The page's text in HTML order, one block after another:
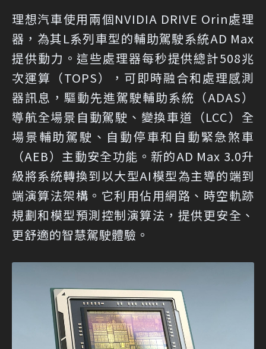
理想汽車使用兩個NVIDIA DRIVE Orin處理
器，為其L系列車型的輔助駕駛系統AD Max
提供動力。這些處理器每秒提供總計508兆
次運算（TOPS），可即時融合和處理感測
器訊息，驅動先進駕駛輔助系統（ADAS）
導航全場景自動駕駛、變換車道（LCC）全
場景輔助駕駛、自動停車和自動緊急煞車
（AEB）主動安全功能。新的AD Max 3.0升
級將系統轉換到以大型AI模型為主導的端到
端演算法架構。它利用佔用網路、時空軌跡
規劃和模型預測控制演算法，提供更安全、
更舒適的智慧駕駛體驗。